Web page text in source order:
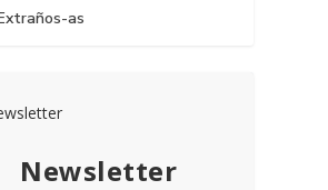
as
Newsletter